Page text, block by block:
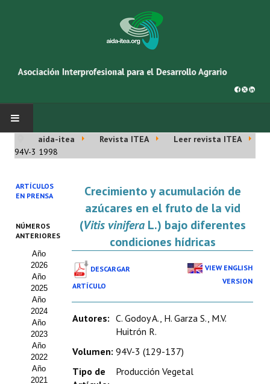
INICIO
Cincuentenario AIDA
Organigrama
Estatutos
Hacerse socio
Noticias
Galería de Fotos
Web AIDA 2.0
aida-itea Revista ITEA
Leer revista ITEA
94V-3 1998
ARTÍCULOS
EN PRENSA
NÚMEROS
ANTERIORES
Año
2026
Año
2025
Año
2024
Año
2023
Año
2022
Año
2021
Crecimiento y acumulación de
azúcares en el fruto de la vid
(Vitis viniferaL.) bajo diferentes
condiciones hídricas
DESCARGAR
ARTÍCULO
VIEW ENGLISH
VERSION
Autores: C. Godoy A., H. Garza S., M.V.
Huitrón R.
Volumen: 94V-3 (129-137)
Tipo de
Producción Vegetal